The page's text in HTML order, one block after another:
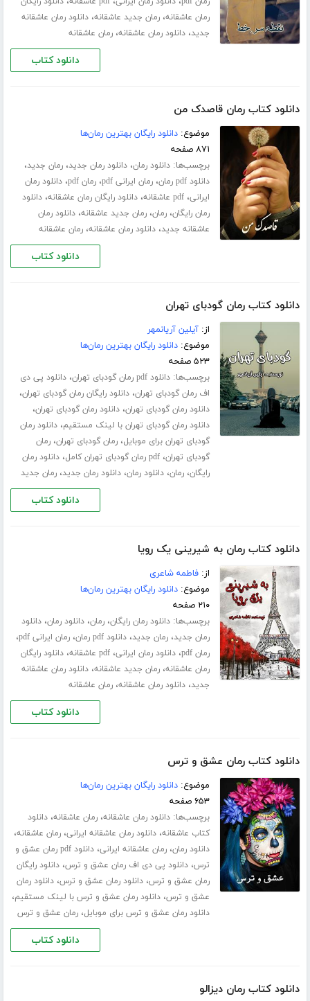
رمان عاشقانه،رمان جدید عاشقانه،دانلود رمان عاشقانه
جدید،دانلود رمان عاشقانه،رمان عاشقانه
دانلود کتاب
دانلود کتاب رمان قاصدک من
موضوع:دانلود رایگان بهترین رمان‌ها
۸۷۱ صفحه
برچسب‌ها:دانلود رمان،دانلود رمان جدید،رمان جدید،
دانلود pdf رمان ،رمان ایرانی pdf ،رمان pdf ،دانلود رمان
ایرانی،pdf عاشقانه ،دانلود رایگان رمان عاشقانه،دانلود
رمان رایگان،رمان،رمان جدید عاشقانه،دانلود رمان
عاشقانه جدید،دانلود رمان عاشقانه،رمان عاشقانه
دانلود کتاب
دانلود کتاب رمان گودبای تهران
از:آیلین آریانمهر
موضوع:دانلود رایگان بهترین رمان‌ها
۵۲۳ صفحه
برچسب‌ها:دانلود pdf رمان گودبای تهران ،دانلود پی دی
اف رمان گودبای تهران،دانلود رایگان رمان گودبای تهران،
دانلود رمان گودبای تهران،دانلود رمان گودبای تهران،
دانلود رمان گودبای تهران با لینک مستقیم،دانلود رمان
گودبای تهران برای موبایل،رمان گودبای تهران،رمان
گودبای تهران،pdf رمان گودبای تهران کامل ،دانلود رمان
رایگان،رمان،دانلود رمان،دانلود رمان جدید،رمان جدید
دانلود کتاب
دانلود کتاب رمان به شیرینی یک رویا
از:فاطمه شاعری
موضوع:دانلود رایگان بهترین رمان‌ها
۲۱۰ صفحه
برچسب‌ها:دانلود رمان رایگان،رمان،دانلود رمان،دانلود
رمان جدید،رمان جدید،دانلود pdf رمان ،رمان ایرانی pdf ،
رمان pdf ،دانلود رمان ایرانی،pdf عاشقانه ،دانلود رایگان
رمان عاشقانه،رمان جدید عاشقانه،دانلود رمان عاشقانه
جدید،دانلود رمان عاشقانه،رمان عاشقانه
دانلود کتاب
دانلود کتاب رمان عشق و ترس
موضوع:دانلود رایگان بهترین رمان‌ها
۶۵۳ صفحه
برچسب‌ها:دانلود رمان عاشقانه،رمان عاشقانه،دانلود
کتاب عاشقانه،دانلود رمان عاشقانه ایرانی،رمان عاشقانه،
دانلود رمان،رمان عاشقانه ایرانی،
دانلود pdf رمان عشق و
ترس،دانلود پی دی اف رمان عشق و ترس،دانلود رایگان
رمان عشق و ترس،دانلود رمان عشق و ترس،دانلود رمان
عشق و ترس،دانلود رمان عشق و ترس با لینک مستقیم،
دانلود رمان عشق و ترس برای موبایل،رمان عشق و ترس
دانلود کتاب
دانلود کتاب رمان دیزالو